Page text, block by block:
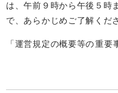
は、午前９時から午後５時
で、あらかじめご了解くだ
「運営規定の概要等の重要